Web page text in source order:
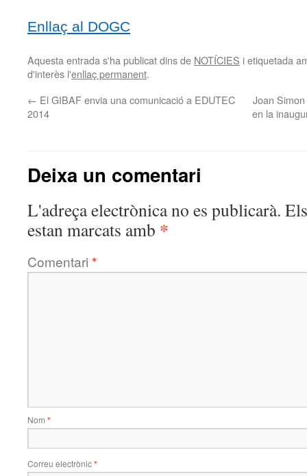
Enllaç al DOGC
Aquesta entrada s'ha publicat dins de NOTÍCIES i etiquetada
d'interès l'enllaç permanent.
← El GIBAF envia una comunicació a EDUTEC
2014
Joan
en la
Deixa un comentari
L'adreça electrònica no es publicarà.
estan marcats amb *
Comentari *
Nom *
Correu electrònic*